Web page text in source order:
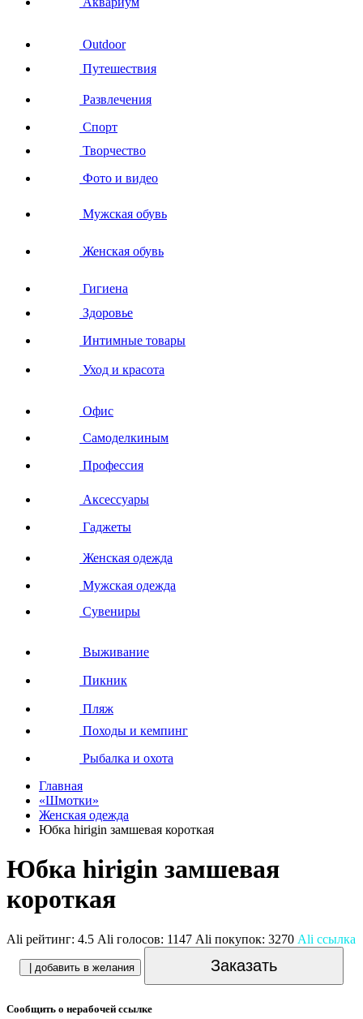
Outdoor
Путешествия
Развлечения
Спорт
Творчество
Фото и видео
Мужская обувь
Женская обувь
Гигиена
Здоровье
Интимные товары
Уход и красота
Офис
Самоделкиным
Профессия
Аксессуары
Гаджеты
Женская одежда
Мужская одежда
Сувениры
Выживание
Пикник
Пляж
Походы и кемпинг
Рыбалка и охота
Главная
«Шмотки»
Женская одежда
Юбка hirigin замшевая короткая
Юбка hirigin замшевая
короткая
Ali рейтинг: 4.5 Ali голосов: 1147 Ali покупок: 3270 Ali ссылка
| добавить в желания Заказать
Сообщить о нерабочей ссылке